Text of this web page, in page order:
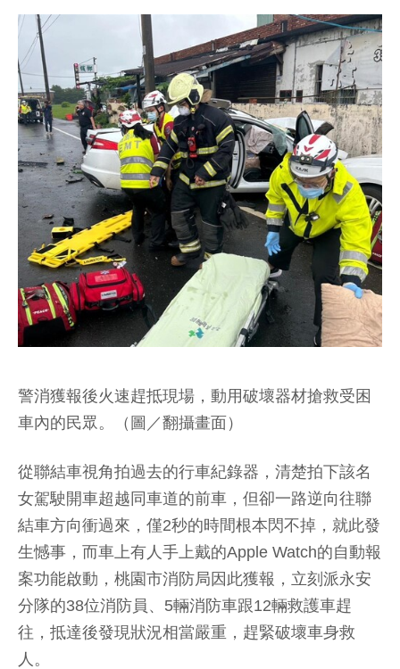
警消獲報後火速趕抵現場，動用破壞器材搶救受困
車內的民眾。（圖／翻攝畫面）
從聯結車視角拍過去的行車紀錄器，清楚拍下該名
女駕駛開車超越同車道的前車，但卻一路逆向往聯
結車方向衝過來，僅2秒的時間根本閃不掉，就此發
生憾事，而車上有人手上戴的Apple Watch的自動報
案功能啟動，桃園市消防局因此獲報，立刻派永安
分隊的38位消防員、5輛消防車跟12輛救護車趕
往，抵達後發現狀況相當嚴重，趕緊破壞車身救
人。